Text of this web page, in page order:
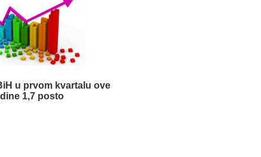
u prvom kvartalu ove
1,7 posto